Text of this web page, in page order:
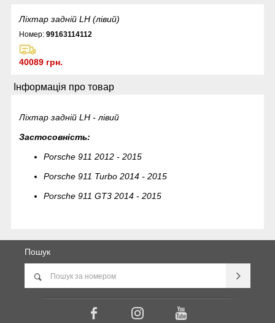
Ліхтар задній LH (лівий)
Номер:99163114112
40089 грн.
Інформація про товар
Ліхтар задній LH - лівий
Застосовність:
Porsche 911 2012 - 2015
Porsche 911 Turbo 2014 - 2015
Porsche 911 GT3 2014 - 2015
Пошук